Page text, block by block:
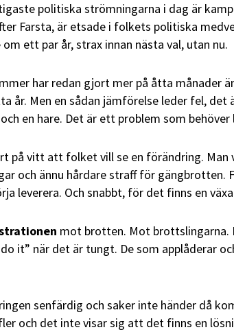
politiska strömningarna i dag är
Farsta, är etsade i folkets politiska
ett par år, strax innan nästa val, utan nu.
har redan gjort mer på åtta månader
år. Men en sådan jämförelse leder fel, det
en hare. Det är ett problem som behöver
på vitt att folket vill se en förändring. Man
och ännu hårdare straff för gängbrotten.
leverera. Och snabbt, för det finns en
mot brotten. Mot brottslingarna.
it” när det är tungt. De som applåderar
senfärdig och saker inte händer då
och det inte visar sig att det finns en